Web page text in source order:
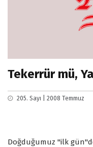
Tekerrür mü,
205. Sayı | 2008 Temmuz
Doğduğumuz "ilk